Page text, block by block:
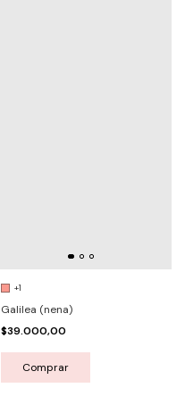
+1
Galilea (nena)
$39.000,00
Comprar